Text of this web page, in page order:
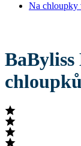
Na chloupky
BaByliss
chloupků